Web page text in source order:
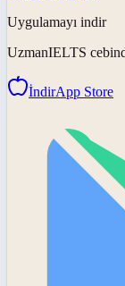
Uygulamayı indir
UzmanIELTS
İndirApp Store